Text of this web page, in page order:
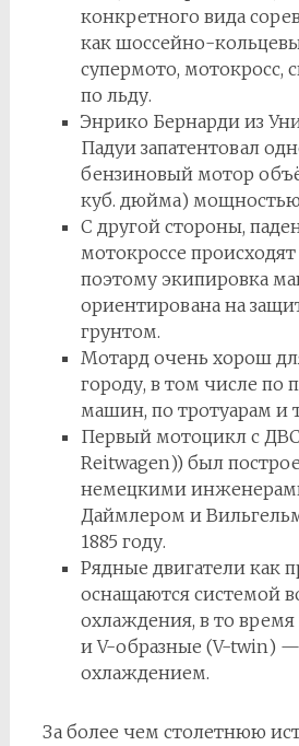
конкретного вида
как шоссейно-
супермото, мотокросс,
по льду.
Энрико Бернарди из
Падуи запатентовал
бензиновый мотор
куб. дюйма) мощностью
С другой стороны,
мотокроссе
поэтому экипировка
ориентирована на
грунтом.
Мотард очень хорош
городу, в том числе по
машин, по тротуарам и
Первый мотоцикл с
Reitwagen)) был
немецкими
Даймлером и
1885 году.
Рядные двигатели как
оснащаются системой
охлаждения, в то
и V-образные (V-twin)
охлаждением.
За более чем столетнюю